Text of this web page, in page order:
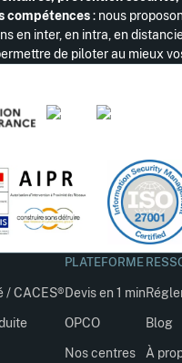
compétences: nous
en inter, en intra, en
de piloter au mieux
/ CACES®
PLATEFORME
Devis en 1 min
OPCO
Nos centres
Blog
À